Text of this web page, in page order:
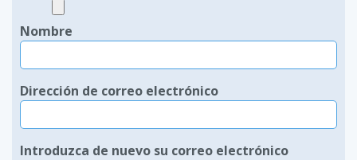
Nombre
Dirección de correo electrónico
Introduzca de nuevo su correo electrónico